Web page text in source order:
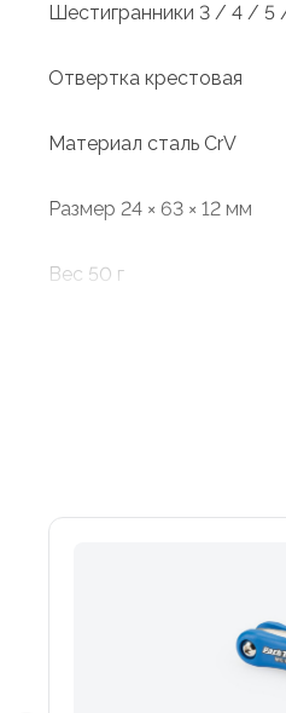
Шестигранники 3 / 4 / 5
Отвертка крестовая
Материал сталь CrV
Размер 24 × 63 × 12 мм
Вес 50 г